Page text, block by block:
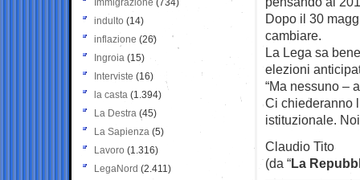
Dopo il 30
cambiare.
La Lega sa
elezioni
“Ma nessuno –
Ci chiederanno
istituzionale.
Claudio Tito
(da “La
Immigrazione (734)
indulto (14)
inflazione (26)
Ingroia (15)
Interviste (16)
la casta (1.394)
La Destra (45)
La Sapienza (5)
Lavoro (1.316)
LegaNord (2.411)